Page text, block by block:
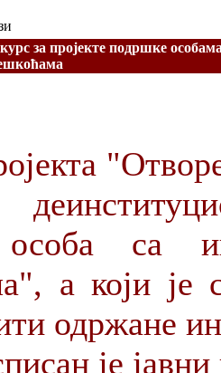
за пројекте подршке
особа са
а који је
одржане
је